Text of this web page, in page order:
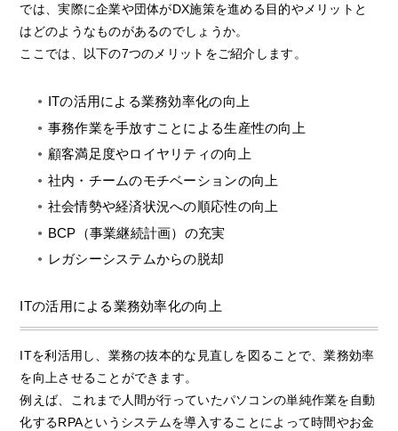
では、実際に企業や団体がDX施策を進める目的やメリットと
はどのようなものがあるのでしょうか。
ここでは、以下の7つのメリットをご紹介します。
ITの活用による業務効率化の向上
事務作業を手放すことによる生産性の向上
顧客満足度やロイヤリティの向上
社内・チームのモチベーションの向上
社会情勢や経済状況への順応性の向上
BCP（事業継続計画）の充実
レガシーシステムからの脱却
ITの活用による業務効率化の向上
ITを利活用し、業務の抜本的な見直しを図ることで、業務効率
を向上させることができます。
例えば、これまで人間が行っていたパソコンの単純作業を自動
化するRPAというシステムを導入することによって時間やお金